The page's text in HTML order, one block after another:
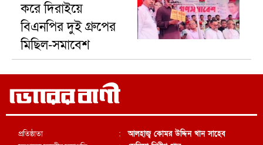
করে দিরাইয়ে
বিএনপির দুই গ্রুপের
মিছিল-সমাবেশ
প্রতিষ্ঠাতা
:
আলহাজ্ব কোমর উদ্দিন খান সাহেব